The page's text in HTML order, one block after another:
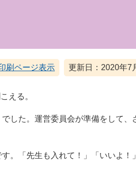
刷ページ表示 更新日：2020年7
える。
した。運営委員会が準備をして、
。「先生も入れて！」「いいよ！